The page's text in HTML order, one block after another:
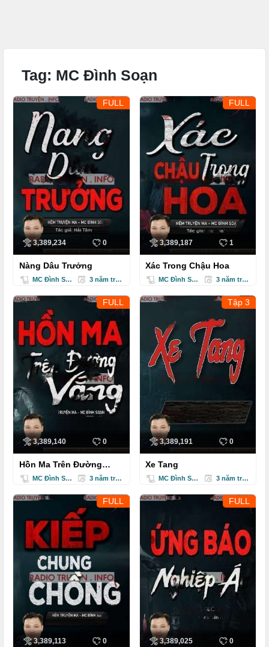
Tag: MC Đình Soạn
FULL
3,389,234 0
Nàng Dâu Trưởng
MC Đình Soạn 3 năm trước
FULL
3,389,187 1
Xác Trong Chậu Hoa
MC Đình Soạn 3 năm trước
FULL
3,389,140 0
Hồn Ma Trên Đường
Vắng
MC Đình Soạn 3 năm trước
Tập 3
3,389,191 0
Xe Tang
MC Đình Soạn 3 năm trước
FULL
3,389,113 0
FULL
3,389,025 0